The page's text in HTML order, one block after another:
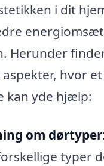
i dit
Herunder
hvor
kan yde hjælp:
om
typer